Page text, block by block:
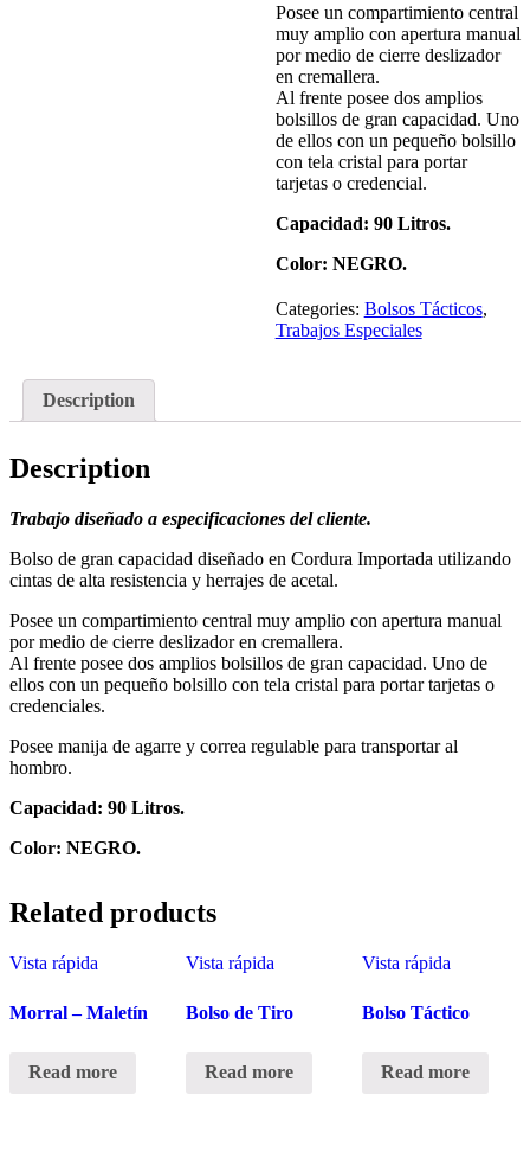
Posee un compartimiento central
muy amplio con apertura manual
por medio de cierre deslizador
en cremallera.
Al frente posee dos amplios
bolsillos de gran capacidad. Uno
de ellos con un pequeño bolsillo
con tela cristal para portar
tarjetas o credencial.
Capacidad: 90 Litros.
Color: NEGRO.
Categories: Bolsos Tácticos,
Trabajos Especiales
Description
Description
Trabajo diseñado a especificaciones del cliente.
Bolso de gran capacidad diseñado en Cordura Importada utilizando
cintas de alta resistencia y herrajes de acetal.
Posee un compartimiento central muy amplio con apertura manual
por medio de cierre deslizador en cremallera.
Al frente posee dos amplios bolsillos de gran capacidad. Uno de
ellos con un pequeño bolsillo con tela cristal para portar tarjetas o
credenciales.
Posee manija de agarre y correa regulable para transportar al
hombro.
Capacidad: 90 Litros.
Color: NEGRO.
Related products
Vista rápida
Morral – Maletín
Read more
Vista rápida
Bolso de Tiro
Read more
Vista rápida
Bolso Táctico
Read more